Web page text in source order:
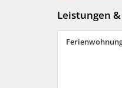
Leistungen